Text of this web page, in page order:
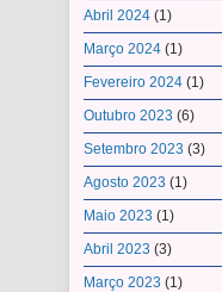
Abril 2024 (1)
Março 2024 (1)
Fevereiro 2024 (1)
Outubro 2023 (6)
Setembro 2023 (3)
Agosto 2023 (1)
Maio 2023 (1)
Abril 2023 (3)
Março 2023 (1)